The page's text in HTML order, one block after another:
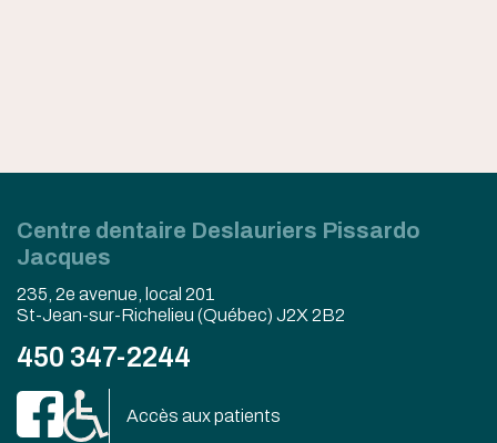
Centre dentaire Deslauriers Pissardo
Jacques
235, 2e avenue, local 201
St-Jean-sur-Richelieu (Québec) J2X 2B2
450 347-2244
Accès aux patients